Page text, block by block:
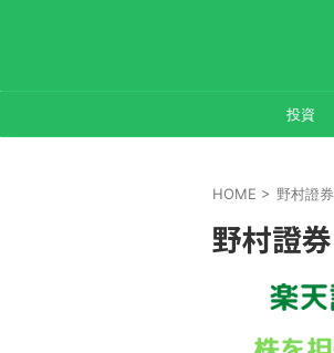
投資
HOME > 野村證券
野村證券